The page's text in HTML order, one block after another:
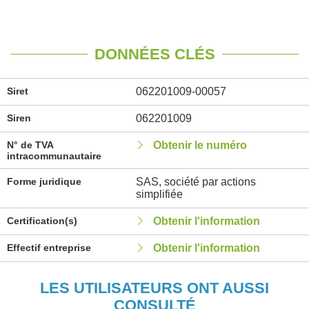
DONNÉES CLÉS
Siret 062201009-00057
Siren 062201009
N° de TVA
intracommunautaire
Obtenir le numéro
Forme juridique
SAS, société par actions
simplifiée
Certification(s) Obtenir l'information
Effectif entreprise Obtenir l'information
LES UTILISATEURS ONT AUSSI
CONSULTÉ